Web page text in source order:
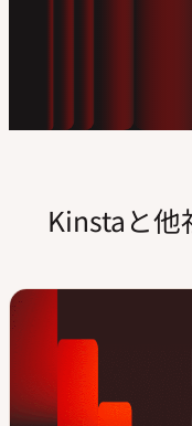
Kinstaと他